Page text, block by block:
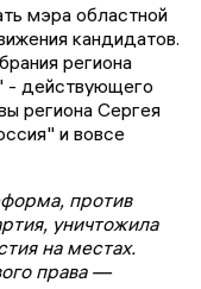
мэра областной
кандидатов.
региона
- действующего
региона Сергея
и вовсе
против
уничтожила
на местах.
права —